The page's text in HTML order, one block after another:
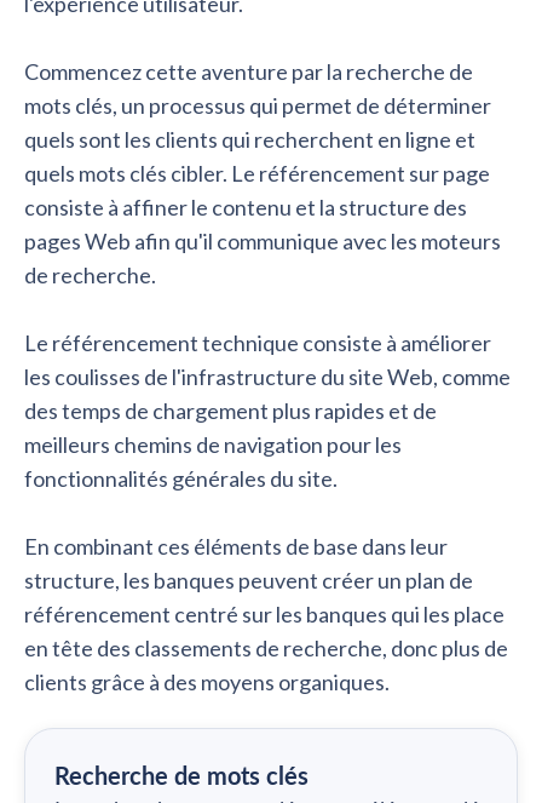
Commencez cette aventure par la recherche de
mots clés, un processus qui permet de déterminer
quels sont les clients qui recherchent en ligne et
quels mots clés cibler. Le référencement sur page
consiste à affiner le contenu et la structure des
pages Web afin qu'il communique avec les moteurs
de recherche.
Le référencement technique consiste à améliorer
les coulisses de l'infrastructure du site Web, comme
des temps de chargement plus rapides et de
meilleurs chemins de navigation pour les
fonctionnalités générales du site.
En combinant ces éléments de base dans leur
structure, les banques peuvent créer un plan de
référencement centré sur les banques qui les place
en tête des classements de recherche, donc plus de
clients grâce à des moyens organiques.
Recherche de mots clés